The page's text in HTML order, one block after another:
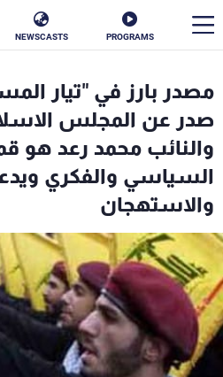
PROGRAMS
NEWSCASTS
مصدر بارز في "تيار
صدر عن المجلس
والنائب محمد رعد هو
السياسي والفكري
والاستهجان
سياسة
إقتصاد
منوعات
كأس العالم
البرامج